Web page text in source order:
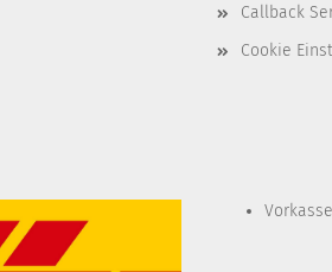
Callback
Cookie
Vorkasse